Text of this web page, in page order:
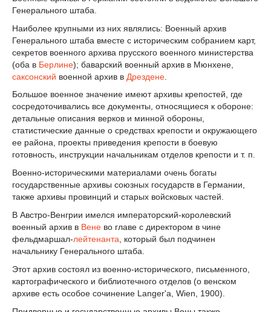
Генерального штаба.
Наиболее крупными из них являлись: Военный архив
Генерального штаба вместе с историческим собранием карт,
секретов военного архива прусского военного министерства
(оба в Берлине); баварский военный архив в Мюнхене,
саксонский военной архив в Дрездене
Большое военное значение имеют архивы крепостей, где
сосредоточивались все документы, относящиеся к обороне:
детальные описания верков и минной обороны,
статистические данные о средствах крепости и окружающего
ее района, проекты приведения крепости в боевую
готовность, инструкции начальникам отделов крепости и т. п.
Военно-историческими материалами очень богаты
государственные архивы союзных государств в Германии,
также архивы провинций и старых войсковых частей.
В Австро-Венгрии имелся императорский-королевский
военный архив в Вене во главе с директором в чине
фельдмаршал-лейтенанта , который был подчинен
начальнику Генерального штаба.
Этот архив состоял из военно-исторического, письменного,
картографического и библиотечного отделов (о венском
архиве есть особое сочинение Langer'a, Wien, 1900).